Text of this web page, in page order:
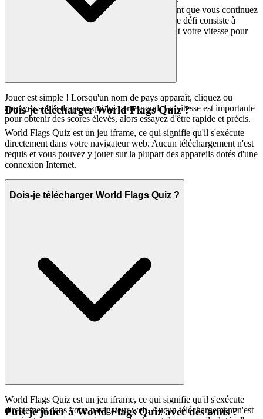
Progression du jeu :Le jeu continue tant que vous continuez
à identifier correctement les drapeaux. Le défi consiste à
maintenir la précision tout en augmentant votre vitesse pour
Jouer est simple ! Lorsqu'un nom de pays apparaît, cliquez ou
appuyez sur le drapeau qui lui correspond. La vitesse est importante
pour obtenir des scores élevés, alors essayez d'être rapide et précis.
Dois-je télécharger World Flags Quiz ?
World Flags Quiz est un jeu iframe, ce qui signifie qu'il s'exécute
directement dans votre navigateur web. Aucun téléchargement n'est
requis et vous pouvez y jouer sur la plupart des appareils dotés d'une
connexion Internet.
Dois-je télécharger World Flags Quiz ?
World Flags Quiz est un jeu iframe, ce qui signifie qu'il s'exécute
directement dans votre navigateur web. Aucun téléchargement n'est
Puis-je jouer à World Flags Quiz avec des amis ?